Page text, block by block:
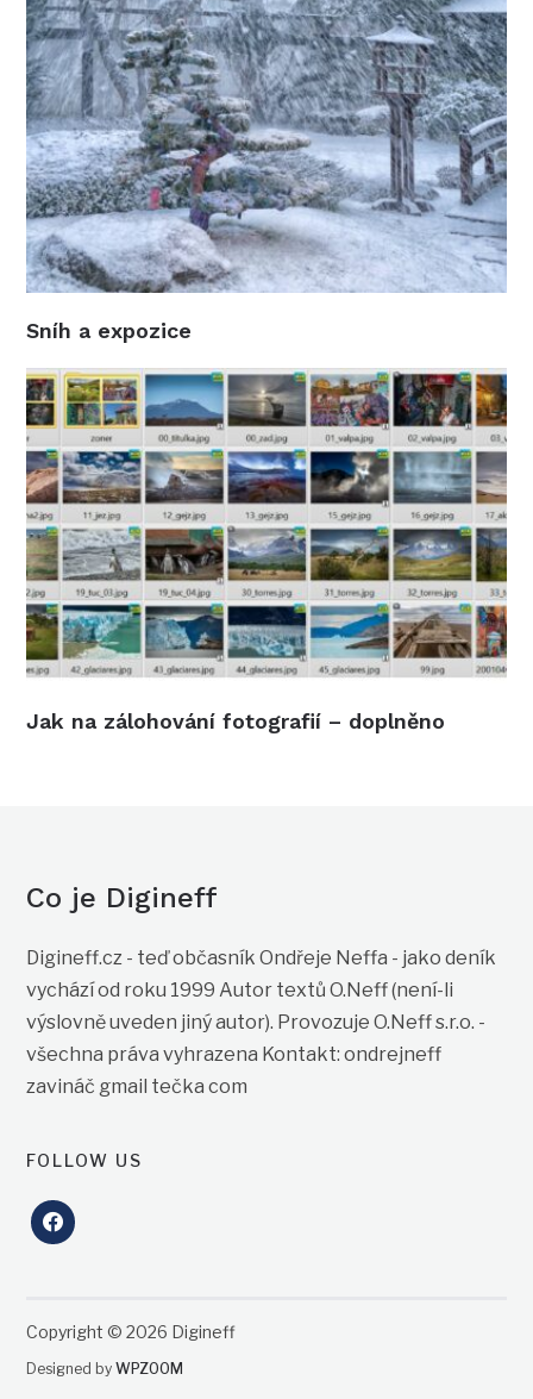
Sníh a expozice
Jak na zálohování fotografií – doplněno
Co je Digineff
Digineff.cz - teď občasník Ondřeje Neffa - jako deník
vychází od roku 1999 Autor textů O.Neff (není-li
výslovně uveden jiný autor). Provozuje O.Neff s.r.o. -
všechna práva vyhrazena Kontakt: ondrejneff
zavináč gmail tečka com
FOLLOW US
facebook
Copyright © 2026 Digineff
Designed byWPZOOM